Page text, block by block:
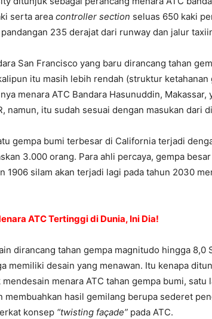
serta area controller section seluas 650 kaki
235 derajat dari runway dan jalur
San Francisco yang baru dirancang tahan
itu masih lebih rendah (struktur
menara ATC Bandara Hasunuddin, Makassar,
namun, itu sudah sesuai dengan masukan dari
gempa bumi terbesar di California terjadi
3.000 orang. Para ahli percaya, gempa
1906 silam akan terjadi lagi pada tahun 2030
ATC Tertinggi di Dunia, Ini Dia!
dirancang tahan gempa magnitudo hingga 8,0
memiliki desain yang menawan. Itu kenapa
menara ATC tahan gempa bumi, satu
membuahkan hasil gemilang berupa sederet
konsep “twisting façade” pada ATC.